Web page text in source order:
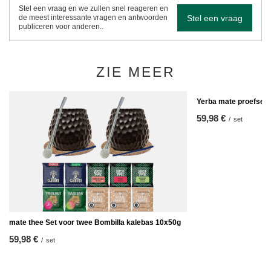
Stel een vraag en we zullen snel reageren en
de meest interessante vragen en antwoorden
publiceren voor anderen..
Stel een vraag
ZIE MEER
mate thee Set voor twee Bombilla kalebas 10x50g
59,98 € / set
Yerba mate proefset
59,98 € / set